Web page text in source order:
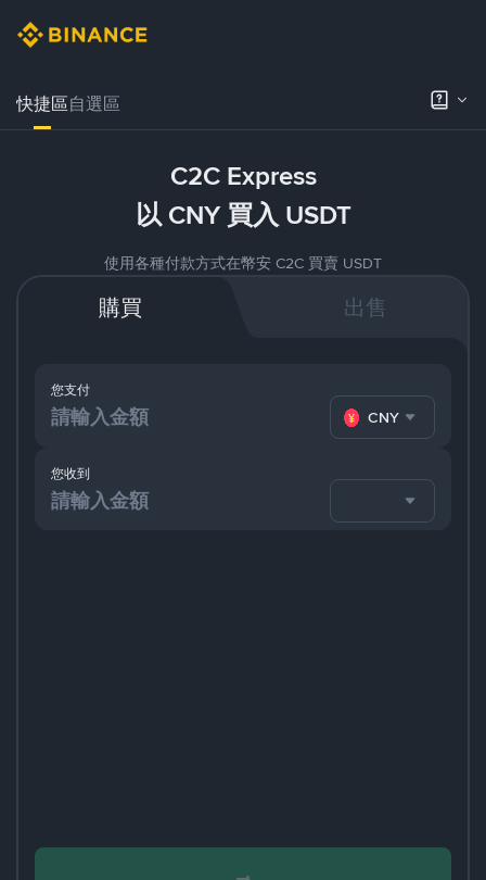
快捷區自選區
C2C Express
以 CNY 買入 USDT
使用各種付款方式在幣安 C2C 買賣 USDT
購買 出售
您支付
CNY
您收到